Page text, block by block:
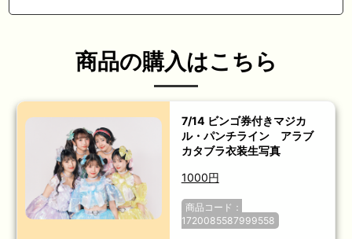
商品の購入はこちら
7/14 ビンゴ券付きマジカ
ル・パンチライン アラブ
カタブラ衣装生写真
1000円
商品コード：
1720085587999558